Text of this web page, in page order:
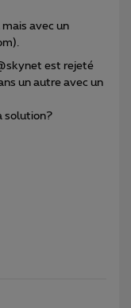
mais avec un
est rejeté
un autre avec un
solution?